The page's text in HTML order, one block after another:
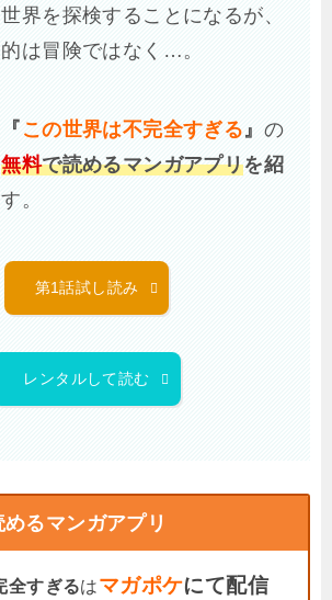
世界を探検することになるが、
は冒険ではなく…。
『 この世界は不完全すぎる』 の
無料で読めるマンガアプリを紹
。
第1話試し読み
レンタルして読む
るマンガアプリ
全すぎるはマガポケにて配信